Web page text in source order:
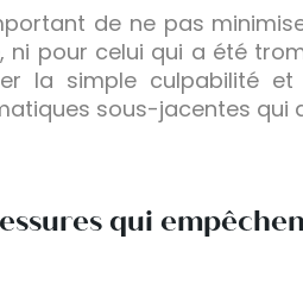
de ne pas
ni pour celui qui a été
la simple culpabilité
sous-jacentes qui
qui